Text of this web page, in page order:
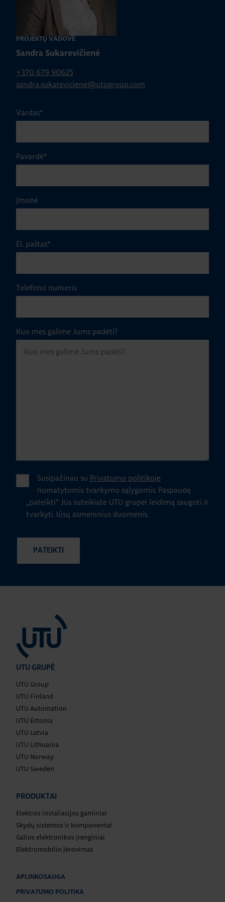
PROJEKTŲ VADOVĖ
Sandra Sukarevičienė
+370 679 90625
sandra.sukareviciene@utugroup.com
Vardas*
Pavardė*
Įmonė
El. paštas*
Telefono numeris
Kuo mes galime Jums padėti?
Susipažinau su Privatumo politikoje
numatytomis tvarkymo sąlygomis. Paspaudę
„pateikti" Jūs suteikiate UTU grupei leidimą saugoti ir
tvarkyti Jūsų asmeninius duomenis.
UTU GRUPĖ
UTU Group
UTU Finland
UTU Automation
UTU Estonia
UTU Latvia
UTU Lithuania
UTU Norway
UTU Sweden
PRODUKTAI
Elektros instaliacijos gaminiai
Skydų sistemos ir komponentai
Galios elektronikos įrenginiai
Elektromobilio įkrovimas
APLINKOSAUGA
PRIVATUMO POLITIKA